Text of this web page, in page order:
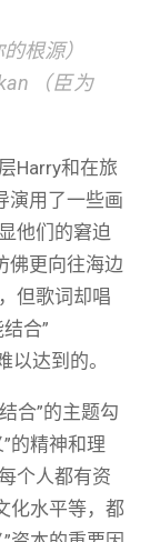
根源）
（臣为
Harry和在旅
演用了一些画
他们的窘迫
佛更向往海边
但歌词却唱
合”
以达到的。
合”的主题勾
的精神和理
个人都有资
化水平等，都